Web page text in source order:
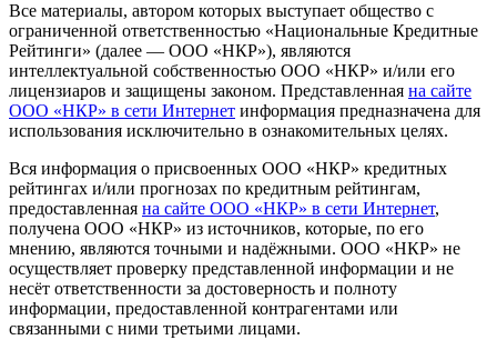
Все материалы, автором которых выступает общество с
ограниченной ответственностью «Национальные Кредитные
Рейтинги» (далее — ООО «НКР»), являются
интеллектуальной собственностью ООО «НКР» и/или его
лицензиаров и защищены законом. Представленная на сайте
ООО «НКР» в сети Интернет информация предназначена для
использования исключительно в ознакомительных целях.
Вся информация о присвоенных ООО «НКР» кредитных
рейтингах и/или прогнозах по кредитным рейтингам,
предоставленная на сайте ООО «НКР» в сети Интернет,
получена ООО «НКР» из источников, которые, по его
мнению, являются точными и надёжными. ООО «НКР» не
осуществляет проверку представленной информации и не
несёт ответственности за достоверность и полноту
информации, предоставленной контрагентами или
связанными с ними третьими лицами.